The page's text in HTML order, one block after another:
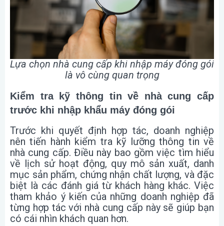
Lựa chọn nhà cung cấp khi nhập máy đóng gói
là vô cùng quan trọng
Kiểm tra kỹ thông tin về nhà cung cấp
trước khi nhập khẩu máy đóng gói
Trước khi quyết định hợp tác, doanh nghiệp
nên tiến hành kiểm tra kỹ lưỡng thông tin về
nhà cung cấp. Điều này bao gồm việc tìm hiểu
về lịch sử hoạt động, quy mô sản xuất, danh
mục sản phẩm, chứng nhận chất lượng, và đặc
biệt là các đánh giá từ khách hàng khác. Việc
tham khảo ý kiến của những doanh nghiệp đã
từng hợp tác với nhà cung cấp này sẽ giúp bạn
có cái nhìn khách quan hơn.